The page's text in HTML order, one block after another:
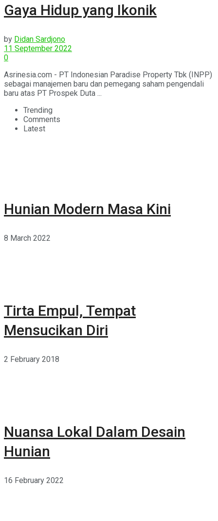
Gaya Hidup yang Ikonik
by Didan Sardjono
11 September 2022
0
Asrinesia.com - PT Indonesian Paradise Property Tbk (INPP)
sebagai manajemen baru dan pemegang saham pengendali
baru atas PT Prospek Duta ...
Trending
Comments
Latest
Hunian Modern Masa Kini
8 March 2022
Tirta Empul, Tempat
Mensucikan Diri
2 February 2018
Nuansa Lokal Dalam Desain
Hunian
16 February 2022